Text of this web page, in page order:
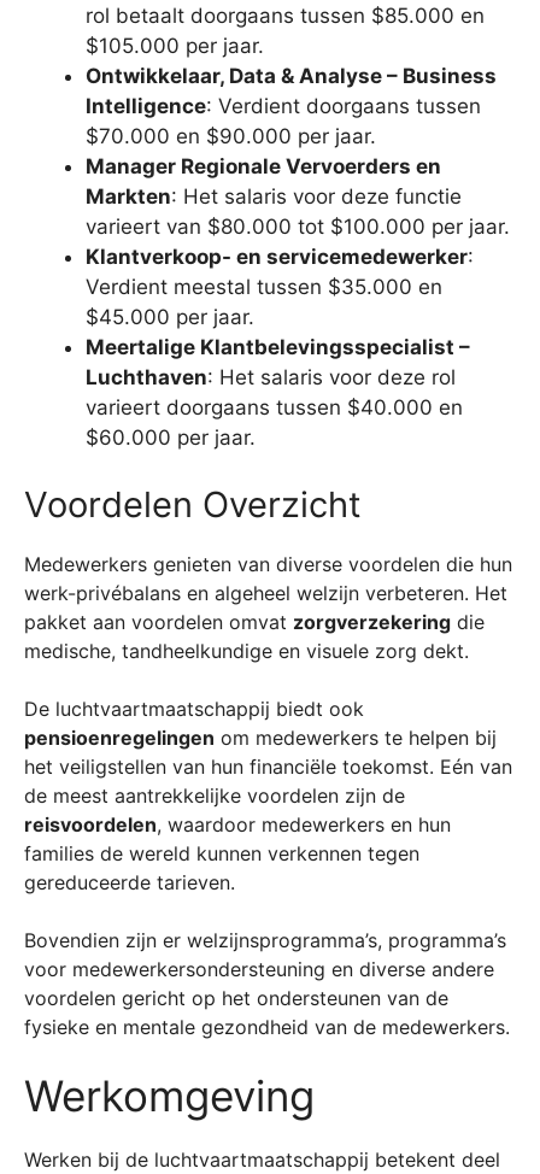
rol betaalt doorgaans tussen $85.000 en
$105.000 per jaar.
Ontwikkelaar, Data & Analyse – Business
Intelligence: Verdient doorgaans tussen
$70.000 en $90.000 per jaar.
Manager Regionale Vervoerders en
Markten: Het salaris voor deze functie
varieert van $80.000 tot $100.000 per jaar.
Klantverkoop- en servicemedewerker:
Verdient meestal tussen $35.000 en
$45.000 per jaar.
Meertalige Klantbelevingsspecialist –
Luchthaven: Het salaris voor deze rol
varieert doorgaans tussen $40.000 en
$60.000 per jaar.
Voordelen Overzicht
Medewerkers genieten van diverse voordelen die hun
werk-privébalans en algeheel welzijn verbeteren. Het
pakket aan voordelen omvat zorgverzekering die
medische, tandheelkundige en visuele zorg dekt.
De luchtvaartmaatschappij biedt ook
pensioenregelingen om medewerkers te helpen bij
het veiligstellen van hun financiële toekomst. Eén van
de meest aantrekkelijke voordelen zijn de
reisvoordelen, waardoor medewerkers en hun
families de wereld kunnen verkennen tegen
gereduceerde tarieven.
Bovendien zijn er welzijnsprogramma’s, programma’s
voor medewerkersondersteuning en diverse andere
voordelen gericht op het ondersteunen van de
fysieke en mentale gezondheid van de medewerkers.
Werkomgeving
Werken bij de luchtvaartmaatschappij betekent deel